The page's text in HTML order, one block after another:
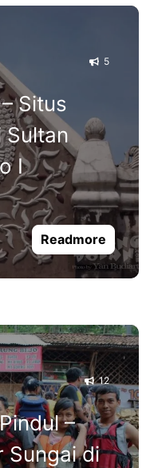
5
Situs
Sultan
I
Readmore
12
–
Sungai di